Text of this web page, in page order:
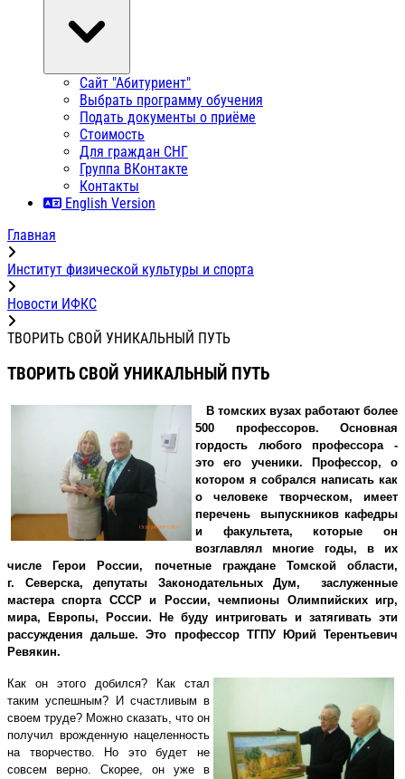
Сайт "Абитуриент"
Выбрать программу обучения
Подать документы о приёме
Стоимость
Для граждан СНГ
Группа ВКонтакте
Контакты
English Version
Главная
Институт физической культуры и спорта
Новости ИФКС
ТВОРИТЬ СВОЙ УНИКАЛЬНЫЙ ПУТЬ
ТВОРИТЬ СВОЙ УНИКАЛЬНЫЙ ПУТЬ
В томских вузах работают более
500 профессоров. Основная
гордость любого профессора -
это его ученики. Профессор, о
котором я собрался написать как
о человеке творческом, имеет
перечень выпускников кафедры
и факультета, которые он
возглавлял многие годы, в их
числе Герои России, почетные граждане Томской области,
г. Северска, депутаты Законодательных Дум, заслуженные
мастера спорта СССР и России, чемпионы Олимпийских игр,
мира, Европы, России. Не буду интриговать и затягивать эти
рассуждения дальше. Это профессор ТГПУ Юрий Терентьевич
Ревякин.
Как он этого добился? Как стал
таким успешным? И счастливым в
своем труде? Можно сказать, что он
получил врожденную нацеленность
на творчество. Но это будет не
совсем верно. Скорее, он уже в